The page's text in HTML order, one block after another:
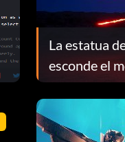
La estatua
esconde el